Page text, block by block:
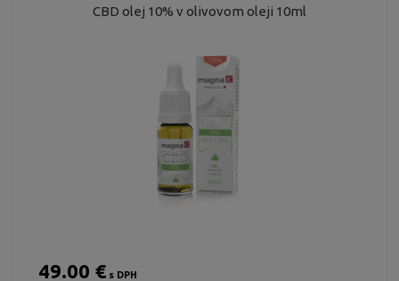
CBD olej 10% v olivovom oleji 10ml
49.00 €s DPH